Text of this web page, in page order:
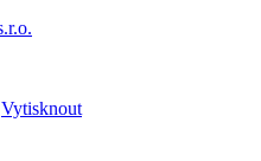
Vytisknout